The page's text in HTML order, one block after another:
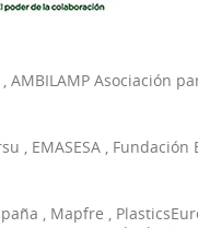
, AMBILAMP Asociación
, EMASESA , Fundación
, Mapfre ,